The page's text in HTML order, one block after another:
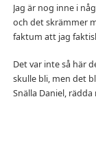
Jag är nog inne i
och det skrämmer
faktum att jag
Det var inte så här
skulle bli, men det
Snälla Daniel, rädda